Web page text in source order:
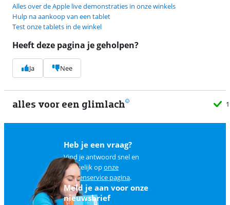
Alles over de Apple live demonstraties in onze winkels
Hulp na aankoop van een tablet
Test onze tablets in de winkel
Heeft deze pagina je geholpen?
Ja Nee
alles voor een glimlach
Heb je een vraag?
Vind je antwoord snel en
makkelijk oponze
klantenservice pagina.
Meld je aan voor onze
nieuwsbrief